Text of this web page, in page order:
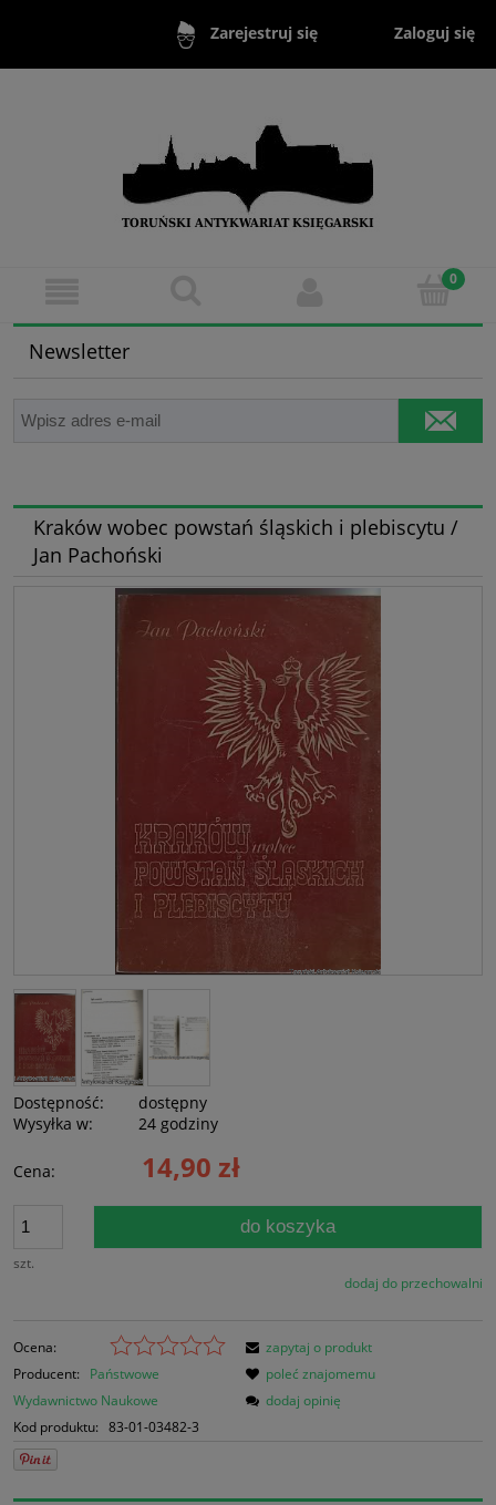
Zarejestruj się Zaloguj się
Newsletter
Kraków wobec powstań śląskich i plebiscytu /
Jan Pachoński
Dostępność:
dostępny
Wysyłka w:
24 godziny
Cena: 14,90 zł
szt.
do koszyka
dodaj do przechowalni
Ocena:
Producent:
Państwowe
Wydawnictwo Naukowe
Kod produktu: 83-01-03482-3
zapytaj o produkt
poleć znajomemu
dodaj opinię